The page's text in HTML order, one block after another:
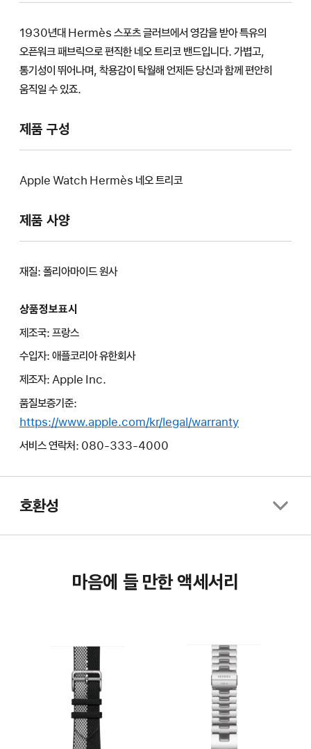
1930년대 Hermès 스포츠 글러브에서 영감을 받아 특유의
오픈워크 패브릭으로 편직한 네오 트리코 밴드입니다. 가볍고,
통기성이 뛰어나며, 착용감이 탁월해 언제든 당신과 함께 편안히
움직일 수 있죠.
제품 구성
Apple Watch Hermès 네오 트리코
제품 사양
재질: 폴리아마이드 원사
상품정보표시
제조국: 프랑스
수입자: 애플코리아 유한회사
제조자: Apple Inc.
품질보증기준:
https://www.apple.com/kr/legal/warranty
서비스 연락처: 080-333-4000
호환성
마음에 들 만한 액세서리